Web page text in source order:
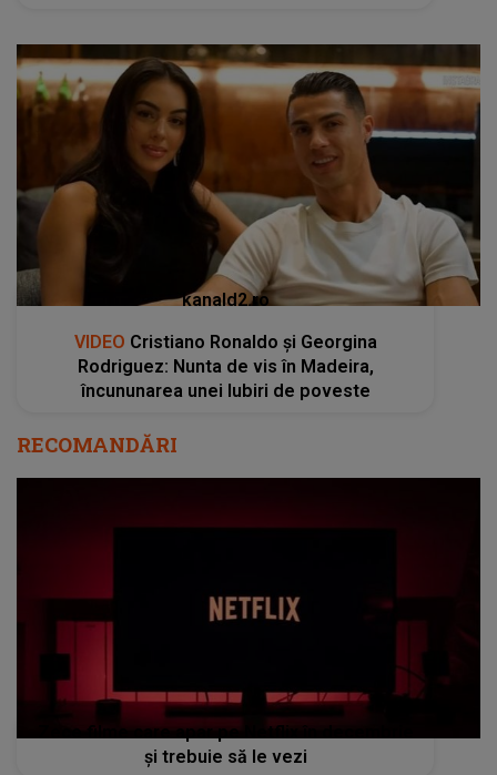
kanald2.ro
VIDEO Cristiano Ronaldo și Georgina
Rodriguez: Nunta de vis în Madeira,
încununarea unei Iubiri de poveste
RECOMANDĂRI
Zece filme care apar pe Netflix în decembrie
şi trebuie să le vezi